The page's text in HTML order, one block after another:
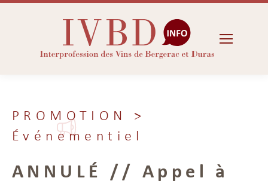
PROMOTION
>
Événementiel
ANNULÉ // Appel à